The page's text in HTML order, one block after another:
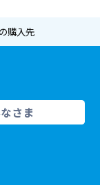
購入先
さま